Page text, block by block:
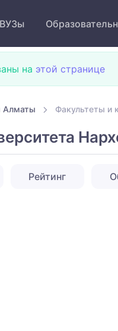
ВУЗы
на этой странице
Алматы Факультеты и
Рейтинг